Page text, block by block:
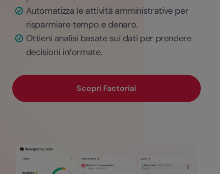
Automatizza le attività amministrative per
risparmiare tempo e denaro.
Ottieni analisi basate sui dati per prendere
decisioni informate.
Scopri Factorial